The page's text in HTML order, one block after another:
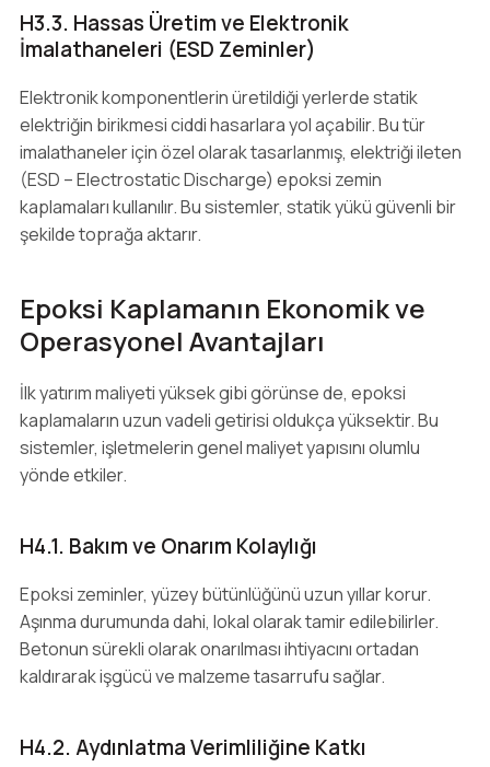
H3.3. Hassas Üretim ve Elektronik
İmalathaneleri (ESD Zeminler)
Elektronik komponentlerin üretildiği yerlerde statik
elektriğin birikmesi ciddi hasarlara yol açabilir. Bu tür
imalathaneler için özel olarak tasarlanmış, elektriği ileten
(ESD – Electrostatic Discharge) epoksi zemin
kaplamaları kullanılır. Bu sistemler, statik yükü güvenli bir
şekilde toprağa aktarır.
Epoksi Kaplamanın Ekonomik ve
Operasyonel Avantajları
İlk yatırım maliyeti yüksek gibi görünse de, epoksi
kaplamaların uzun vadeli getirisi oldukça yüksektir. Bu
sistemler, işletmelerin genel maliyet yapısını olumlu
yönde etkiler.
H4.1. Bakım ve Onarım Kolaylığı
Epoksi zeminler, yüzey bütünlüğünü uzun yıllar korur.
Aşınma durumunda dahi, lokal olarak tamir edilebilirler.
Betonun sürekli olarak onarılması ihtiyacını ortadan
kaldırarak işgücü ve malzeme tasarrufu sağlar.
H4.2. Aydınlatma Verimliliğine Katkı